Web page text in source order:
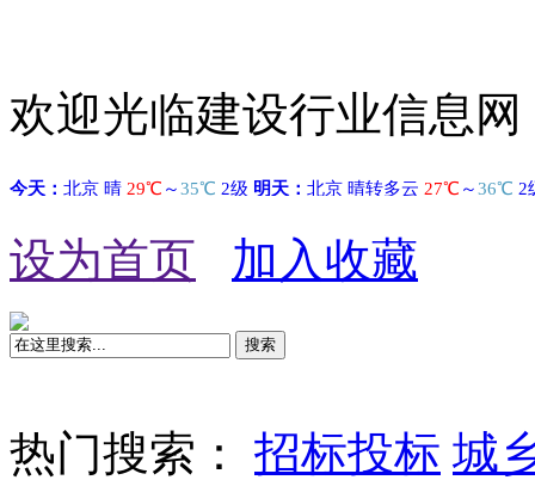
欢迎光临建设行业信息网
设为首页 加入收藏
搜索
热门搜索： 招标投标 城